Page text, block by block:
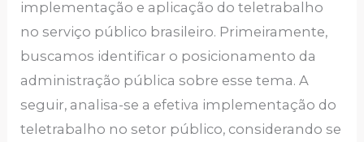
implementação e aplicação do teletrabalho
no serviço público brasileiro. Primeiramente,
buscamos identificar o posicionamento da
administração pública sobre esse tema. A
seguir, analisa-se a efetiva implementação do
teletrabalho no setor público, considerando se